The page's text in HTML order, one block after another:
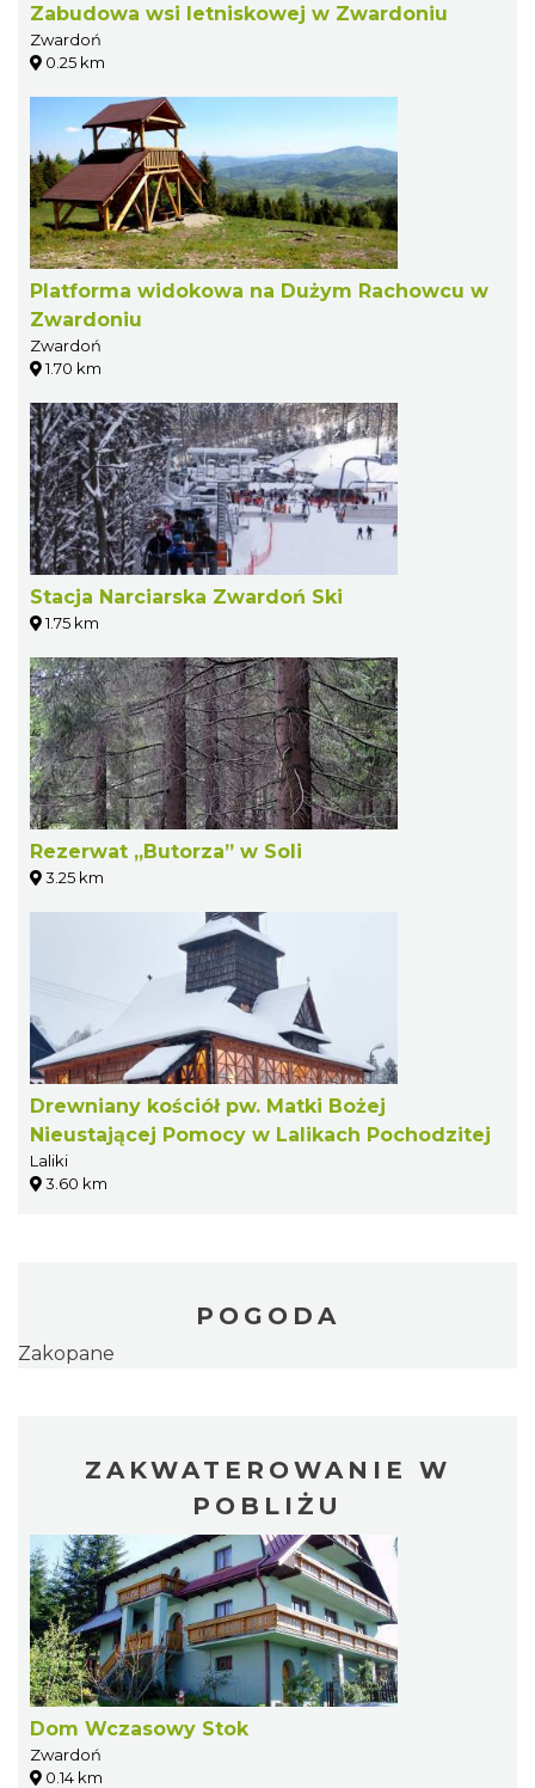
Zabudowa wsi letniskowej w Zwardoniu
Zwardoń
0.25 km
Platforma widokowa na Dużym Rachowcu w
Zwardoniu
Zwardoń
1.70 km
Stacja Narciarska Zwardoń Ski
1.75 km
Rezerwat „Butorza” w Soli
3.25 km
Drewniany kościół pw. Matki Bożej
Nieustającej Pomocy w Lalikach Pochodzitej
Laliki
3.60 km
POGODA
Zakopane
ZAKWATEROWANIE W
POBLIŻU
Dom Wczasowy Stok
Zwardoń
0.14 km